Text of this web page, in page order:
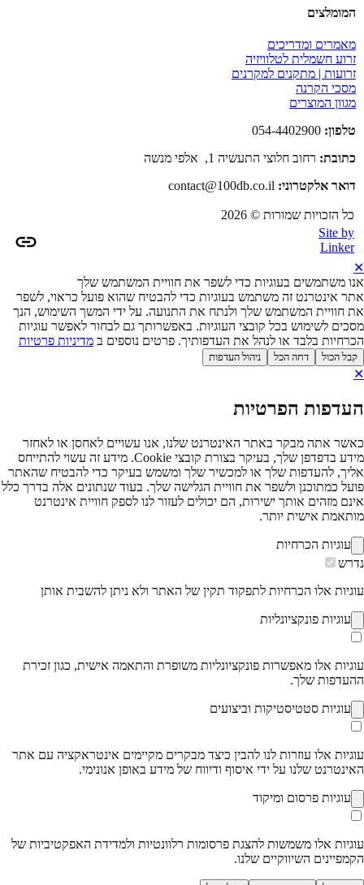
המומלצים
מאמרים ומדריכים
זרוע חשמלית לטלוויזיה
זרועות | מתקנים למקרנים
מסכי הקרנה
מגוון המוצרים
טלפון:054-4402900
כתובת:רחוב חלוצי התעשיה 1, אלפי מנשה
דואר אלקטרוני:contact@100db.co.il
כל הזכויות שמורות © 2026
Site by
Linker
משתמשים בעוגיות כדי לשפר את חוויית המשתמש שלך
אינטרנט זה משתמש בעוגיות כדי להבטיח שהוא פועל כראוי, לשפר
חוויית המשתמש שלך ולנתח את התנועה. על ידי המשך השימוש, הנך
לשימוש בכל קובצי העוגיות. באפשרותך גם לבחור לאפשר עוגיות
בלבד או לנהל את העדפותיך. פרטים נוספים במדיניות פרטיות
הכול דחה הכל ניהול העדפות
הפרטיות
אתה מבקר באתר האינטרנט שלנו, אנו עשויים לאחסן או לאחזר
מידע בדפדפן שלך, בעיקר בצורת קובצי Cookie. מידע זה עשוי להתייחס
להעדפות שלך או למכשיר שלך ומשמש בעיקר כדי להבטיח שהאתר
כמתוכנן ולשפר את חוויית הגלישה שלך. בעוד שנתונים אלה בדרך כלל
מזהים אותך ישירות, הם יכולים לעזור לנו לספק חוויית אינטרנט
אישית יותר.
עוגיות הכרחיות
אלו הכרחיות לתפקוד תקין של האתר ולא ניתן להשבית אותן
עוגיות פונקציונליות
אלו מאפשרות פונקציונליות משופרת והתאמה אישית, כגון זכירת
שלך.
עוגיות סטטיסטיקות וביצועים
אלו עוזרות לנו להבין כיצד מבקרים מקיימים אינטראקציה עם אתר
שלנו על ידי איסוף ודיווח של מידע באופן אנונימי.
עוגיות פרסום ומיקוד
אלו משמשות להצגת פרסומות רלוונטיות ולמדידת האפקטיביות של
השיווקיים שלנו.